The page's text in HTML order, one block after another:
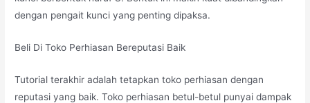
dengan pengait kunci yang penting dipaksa.
Beli Di Toko Perhiasan Bereputasi Baik
Tutorial terakhir adalah tetapkan toko perhiasan dengan
reputasi yang baik. Toko perhiasan betul-betul punyai dampak